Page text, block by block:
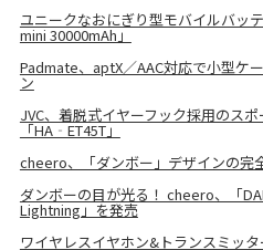
ユニークなおにぎり型モバイルバッ
mini 30000mAh」
Padmate、aptX／AAC対応で小型ケ
ン
JVC、着脱式イヤーフック採用のス
「HA‐ET45T」
cheero、「ダンボー」デザインの完
ダンボーの目が光る！ cheero、「
Lightning」を発売
ワイヤレスイヤホン&トランスミッ